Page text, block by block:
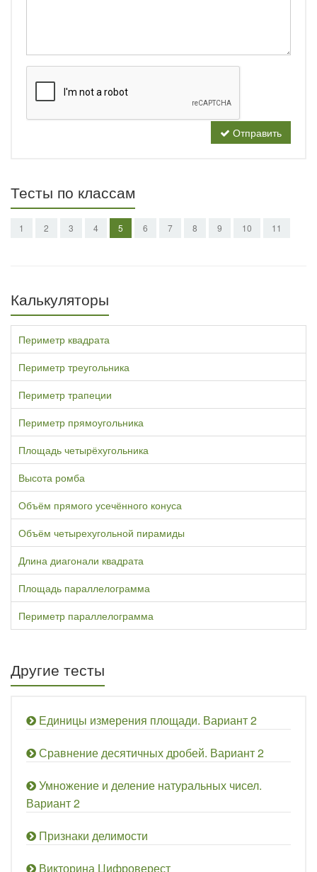
Отправить
Тесты по классам
1 2 3 4 5 6 7 8 9 10 11
Калькуляторы
Периметр квадрата
Периметр треугольника
Периметр трапеции
Периметр прямоугольника
Площадь четырёхугольника
Высота ромба
Объём прямого усечённого конуса
Объём четырехугольной пирамиды
Длина диагонали квадрата
Площадь параллелограмма
Периметр параллелограмма
Другие тесты
Единицы измерения площади. Вариант 2
Сравнение десятичных дробей. Вариант 2
Умножение и деление натуральных чисел.
Вариант 2
Признаки делимости
Викторина Цифроверест